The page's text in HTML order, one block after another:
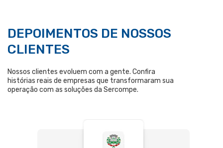
DEPOIMENTOS DE NOSSOS
CLIENTES
Nossos clientes evoluem com a gente. Confira
histórias reais de empresas que transformaram sua
operação com as soluções da Sercompe.